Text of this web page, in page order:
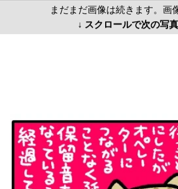
まだまだ画像は続きます。画
↓ スクロールで次の写